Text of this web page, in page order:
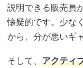
説明できる販売員
懐疑的です。少な
から、分が悪いギ
そして、 アクティ